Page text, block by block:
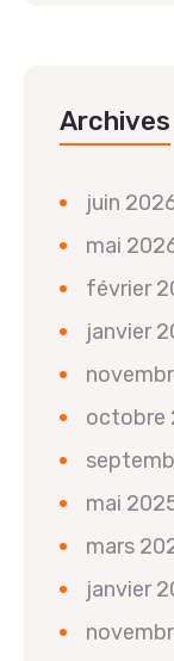
Archives
juin
mai
février
janvier
octobre
mai
mars
janvier